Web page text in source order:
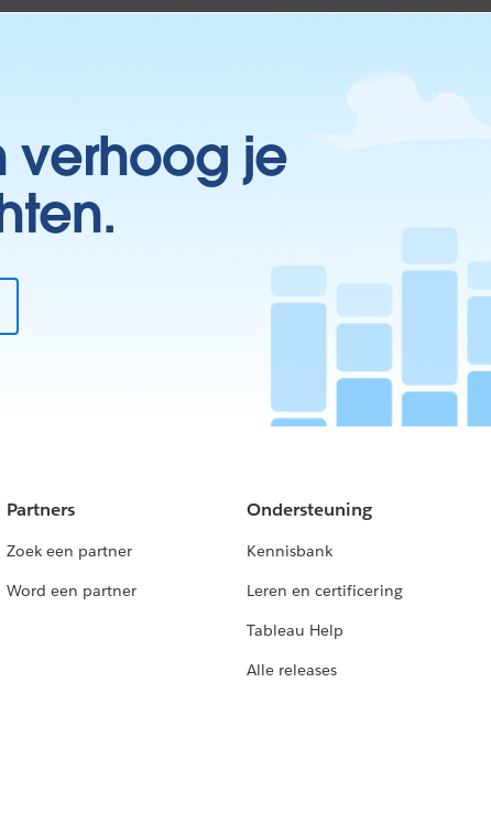
verhoog je
Partners
Zoek een partner
Word een partner
Ondersteuning
Kennisbank
Leren en certificering
Tableau Help
Alle releases